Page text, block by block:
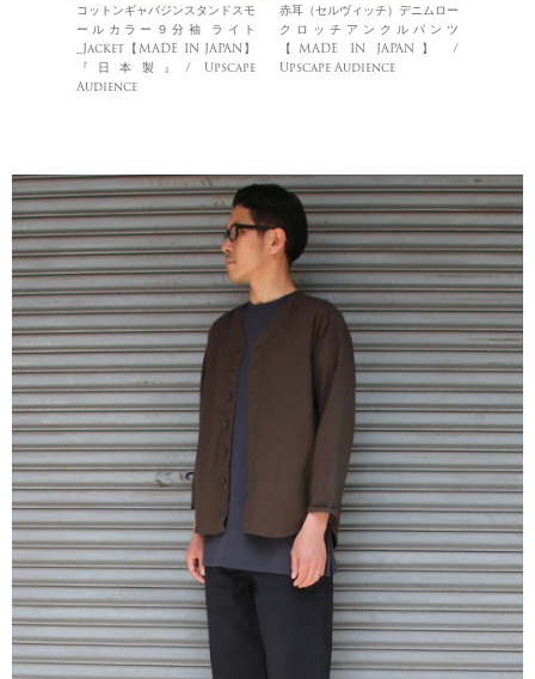
コットンギャバジンスタンドスモ
ールカラー９分袖 ライト
_Jacket【MADE IN JAPAN】
『日本製』/ Upscape
Audience
赤耳（セルヴィッチ）デニムロー
クロッチアンクルパンツ
【MADE IN JAPAN】 /
Upscape Audience